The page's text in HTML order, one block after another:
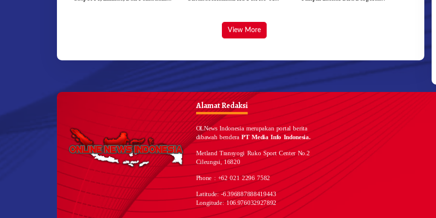
View More
Alamat Redaksi
OLNews Indonesia merupakan portal berita
dibawah benderaPT Media Info Indonesia.
Metland Transyogi Ruko Sport Center No.2
Cileungsi, 16820
Phone : +62 021 2296 7582
Latitude: -6.396887888419443
Longitude: 106.976032927892